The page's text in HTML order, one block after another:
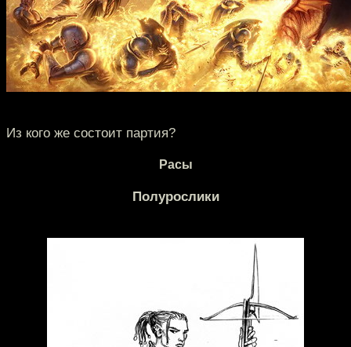
Из кого же состоит партия?
Расы
Полурослики